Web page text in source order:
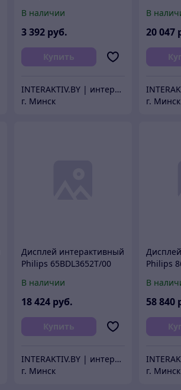
В наличии
3 392 руб.
Купить
INTERAKTIV.BY | интерактивное оборудование
г. Минск
В
20 047
г. Минск
Дисплей интерактивный
Philips 65BDL3652T/00
В наличии
18 424 руб.
Купить
INTERAKTIV.BY | интерактивное оборудование
г. Минск
Philips
В
58 840
г. Минск